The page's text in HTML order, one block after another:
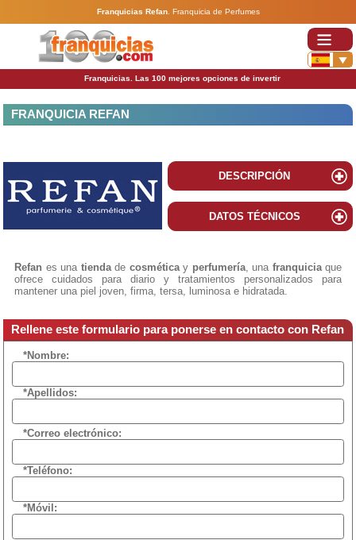
Franquicias Refan. Franquicia de Perfumes
Franquicias. Las 100 mejores opciones de invertir
FRANQUICIA REFAN
DESCRIPCIÓN
DATOS TÉCNICOS
Refan es unatienda de cosmética y perfumería, unafranquicia que
ofrece cuidados para diario y tratamientos personalizados para
mantener una piel joven, firma, tersa, luminosa e hidratada.
Rellene este formulario para ponerse en contacto con Refan
*Nombre:
*Apellidos:
*Correo electrónico:
*Teléfono:
*Móvil: